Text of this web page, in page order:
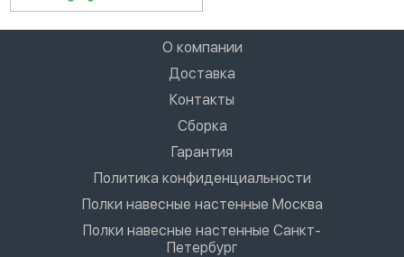
О компании
Доставка
Контакты
Сборка
Гарантия
Политика конфиденциальности
Полки навесные настенные Москва
Полки навесные настенные Санкт-
Петербург